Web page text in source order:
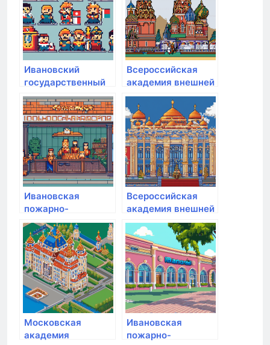
Ивановский
государственный
медицинский
университет
Минздрава России
Всероссийская
академия внешней
торговли
министерства
экономического
развития РФ
Ивановская
пожарно-
спасательная
Академия ГПС
МЧС России
Всероссийская
академия внешней
торговли
минэкономразвития
России
Московская
академия
Ивановская
пожарно-